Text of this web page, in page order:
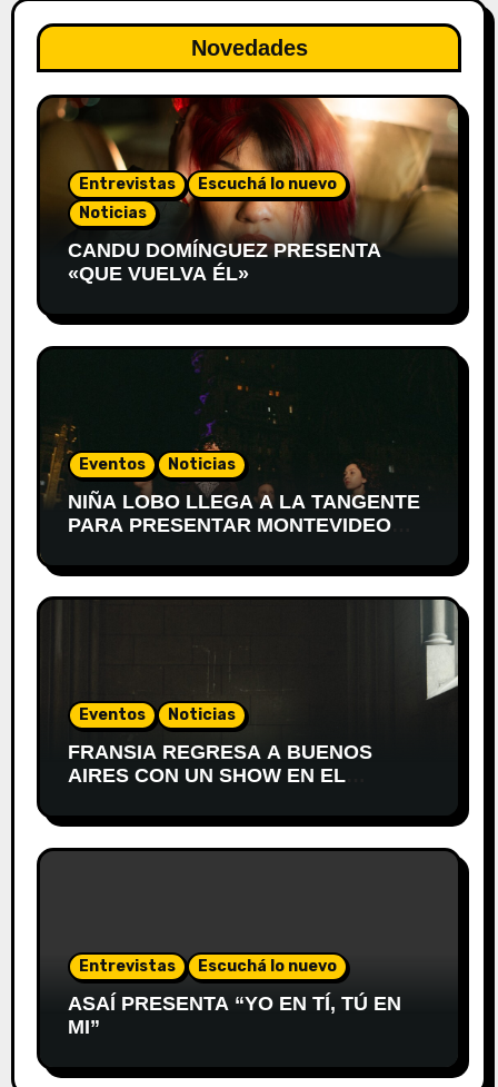
Novedades
Entrevistas
Escuchá lo nuevo
Noticias
CANDU DOMÍNGUEZ PRESENTA
«QUE VUELVA ÉL»
Eventos Noticias
NIÑA LOBO LLEGA A LA TANGENTE
PARA PRESENTAR MONTEVIDEO
Eventos Noticias
FRANSIA REGRESA A BUENOS
AIRES CON UN SHOW EN EL
Entrevistas Escuchá lo nuevo
ASAÍ PRESENTA “YO EN TÍ, TÚ EN
MI”